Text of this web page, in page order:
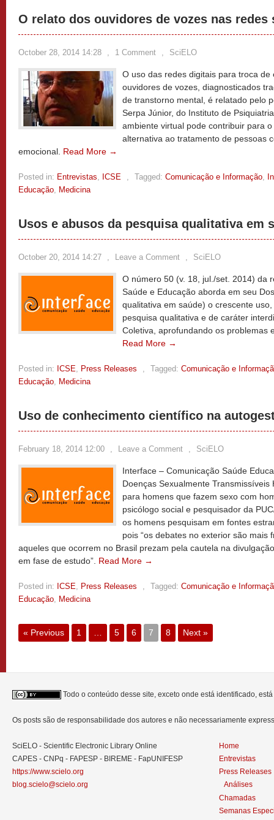
O relato dos ouvidores de vozes nas redes
October 28, 2014 14:28 , 1 Comment , SciELO
O uso das redes digitais para troca
ouvidores de vozes, diagnosticados
de transtorno mental, é relatado pelo
Serpa Júnior, do Instituto de
ambiente virtual pode contribuir para
alternativa ao tratamento de pessoas
emocional. Read More →
Posted in: Entrevistas, ICSE , Tagged: Comunicação e Informação,
Educação, Medicina
Usos e abusos da pesquisa qualitativa em
October 20, 2014 14:27 , Leave a Comment , SciELO
O número 50 (v. 18, jul./set. 2014) da
Saúde e Educação aborda em seu
qualitativa em saúde) o crescente
pesquisa qualitativa e de caráter
Coletiva, aprofundando os problemas
Read More →
Posted in: ICSE, Press Releases , Tagged: Comunicação e
Educação, Medicina
Uso de conhecimento científico na
February 18, 2014 12:00 , Leave a Comment , SciELO
Interface – Comunicação Saúde
Doenças Sexualmente
para homens que fazem sexo com
psicólogo social e pesquisador da
os homens pesquisam em fontes
pois “os debates no exterior são mais
aqueles que ocorrem no Brasil prezam pela cautela na
em fase de estudo”. Read More →
Posted in: ICSE, Press Releases , Tagged: Comunicação e
Educação, Medicina
« Previous 1 5 6 7 8 Next »
Todo o conteúdo desse site, exceto onde está identificado,
Os posts são de responsabilidade dos autores e não necessariamente
SciELO - Scientific Electronic Library Online
CAPES - CNPq - FAPESP - BIREME - FapUNIFESP
https://www.scielo.org
blog.scielo@scielo.org
Home
Entrevistas
Press Releases
Análises
Chamadas
Semanas